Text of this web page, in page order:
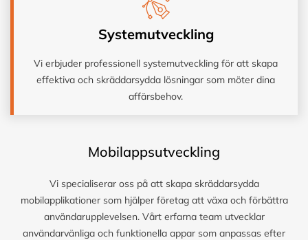
Systemutveckling
Vi erbjuder professionell systemutveckling för att skapa
effektiva och skräddarsydda lösningar som möter dina
affärsbehov.
Mobilappsutveckling
Vi specialiserar oss på att skapa skräddarsydda
mobilapplikationer som hjälper företag att växa och förbättra
användarupplevelsen. Vårt erfarna team utvecklar
användarvänliga och funktionella appar som anpassas efter